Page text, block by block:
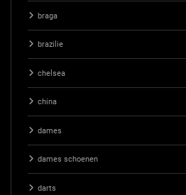
braga
brazilie
chelsea
china
dames
dames schoenen
darts